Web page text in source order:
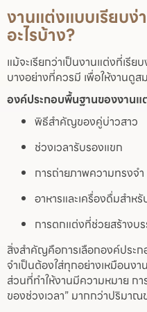
งานแต่งแบบเรียบ
อะไรบ้าง?
แม้จะเรียกว่าเป็นงานแต่งที่เรี
บางอย่างที่ควรมี เพื่อให้งานดูส
องค์ประกอบพื้นฐานของงาน
พิธีสำคัญของคู่บ่าวสาว
ช่วงเวลารับรองแขก
การถ่ายภาพความทรงจำ
อาหารและเครื่องดื่มสำห
การตกแต่งที่ช่วยสร้างบ
สิ่งสำคัญคือการเลือกองค์ประ
จำเป็นต้องใส่ทุกอย่างเหมือนง
ส่วนที่ทำให้งานมีความหมาย
ของช่วงเวลา” มากกว่าปริมา